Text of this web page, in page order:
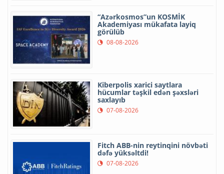
“Azərkosmos”un KOSMİK
Akademiyası mükafata layiq
görülüb
08-08-2026
Kiberpolis xarici saytlara
hücumlar təşkil edən şəxsləri
saxlayıb
07-08-2026
Fitch ABB-nin reytinqini növbəti
dəfə yüksəltdi!
07-08-2026